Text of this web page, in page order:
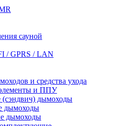
сауной
/ GPRS / LAN
и средства ухода
и ППУ
(сэндвич) дымоходы
дымоходы
дымоходы